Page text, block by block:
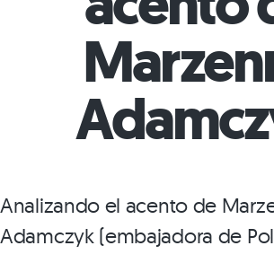
Analizando el acento de
Adamczyk (embajadora de